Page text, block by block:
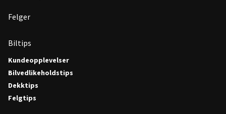
Felger
Biltips
Kundeopplevelser
Bilvedlikeholdstips
Dekktips
Felgtips